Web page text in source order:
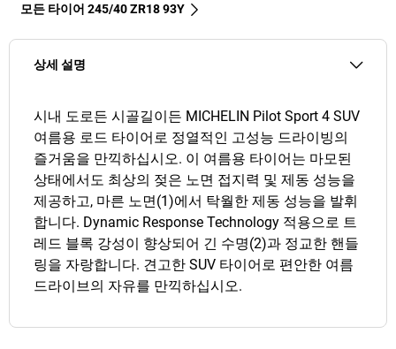
모든 타이어‎ 245/40 ZR18 93Y
상세 설명
시내 도로든 시골길이든 MICHELIN Pilot Sport 4 SUV
여름용 로드 타이어로 정열적인 고성능 드라이빙의
즐거움을 만끽하십시오. 이 여름용 타이어는 마모된
상태에서도 최상의 젖은 노면 접지력 및 제동 성능을
제공하고, 마른 노면(1)에서 탁월한 제동 성능을 발휘
합니다. Dynamic Response Technology 적용으로 트
레드 블록 강성이 향상되어 긴 수명(2)과 정교한 핸들
링을 자랑합니다. 견고한 SUV 타이어로 편안한 여름
드라이브의 자유를 만끽하십시오.